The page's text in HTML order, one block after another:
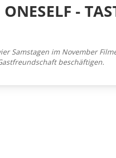
-
Samstagen im November
beschäftigen.